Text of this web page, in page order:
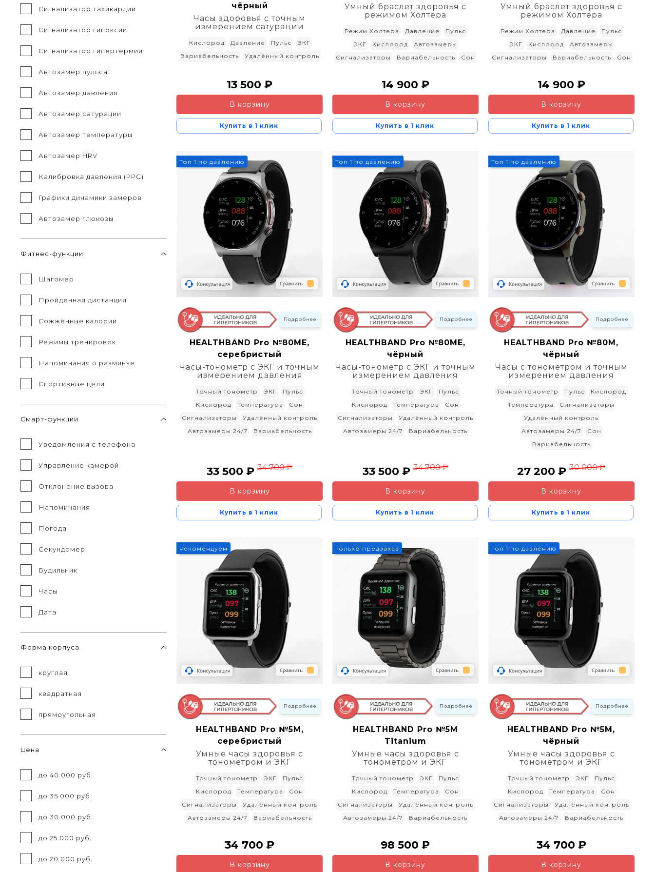
Сигнализатор тахикардии
Сигнализатор гипоксии
Сигнализатор гипертермии
Автозамер пульса
Автозамер давления
Автозамер сатурации
Автозамер температуры
Автозамер HRV
Калибровка давления (PPG)
Графики динамики замеров
Автозамер глюкозы
Фитнес-функции
Шагомер
Пройденная дистанция
Сожжённые калории
Режимы тренировок
Напоминания о разминке
Спортивные цели
Смарт-функции
Уведомления с телефона
Управление камерой
Отклонение вызова
Напоминания
Погода
Секундомер
Будильник
Часы
Дата
Форма корпуса
круглая
квадратная
прямоугольная
Цена
до 40 000 руб.
до 35 000 руб.
до 30 000 руб.
до 25 000 руб.
до 20 000 руб.
чёрный
Часы здоровья с точным
измерением сатурации
Кислород Давление Пульс
ЭКГ
Вариабельность
Удалённый контроль
13 500 ₽
В корзину
Купить в 1 клик
Умный браслет здоровья с
режимом Холтера
Режим Холтера Давление
Пульс
ЭКГ
Кислород
Автозамеры
Сигнализаторы
Вариабельность Сон
14 900 ₽
В корзину
Купить в 1 клик
Умный браслет здоровья с
режимом Холтера
Режим Холтера Давление
Пульс
ЭКГ
Кислород
Автозамеры
Сигнализаторы
Вариабельность Сон
14 900 ₽
В корзину
Купить в 1 клик
3%
Топ 1 по давлению
Подробнее
HEALTHBAND Pro №80ME,
серебристый
Часы-тонометр с ЭКГ и точным
измерением давления
Точный тонометр ЭКГ
Пульс
Кислород
Температура
Сон
Сигнализаторы
Удалённый контроль
Автозамеры 24/7
Вариабельность
33 500 ₽ 34 700 ₽
В корзину
Купить в 1 клик
3%
Топ 1 по давлению
Подробнее
HEALTHBAND Pro №80ME,
чёрный
Часы-тонометр с ЭКГ и точным
измерением давления
Точный тонометр ЭКГ
Пульс
Кислород
Температура
Сон
Сигнализаторы
Удалённый контроль
Автозамеры 24/7
Вариабельность
33 500 ₽ 34 700 ₽
В корзину
Купить в 1 клик
9%
Топ 1 по давлению
Подробнее
HEALTHBAND Pro №80M,
чёрный
Часы с тонометром и точным
измерением давления
Точный тонометр Пульс
Кислород
Температура
Сигнализаторы
Удалённый контроль
Автозамеры 24/7
Сон
Вариабельность
27 200 ₽30 000 ₽
В корзину
Купить в 1 клик
Рекомендуем
Подробнее
HEALTHBAND Pro №5M,
серебристый
Умные часы здоровья с
тонометром и ЭКГ
Точный тонометр ЭКГ
Пульс
Кислород
Температура
Сон
Сигнализаторы
Удалённый контроль
Автозамеры 24/7
Вариабельность
34 700 ₽
В корзину
Только предзаказ
Подробнее
HEALTHBAND Pro №5M
Titanium
Умные часы здоровья с
тонометром и ЭКГ
Точный тонометр ЭКГ
Пульс
Кислород
Температура
Сон
Сигнализаторы
Удалённый контроль
Автозамеры 24/7
Вариабельность
98 500 ₽
В корзину
Топ 1 по давлению
Подробнее
HEALTHBAND Pro №5M,
чёрный
Умные часы здоровья с
тонометром и ЭКГ
Точный тонометр ЭКГ
Пульс
Кислород
Температура
Сон
Сигнализаторы
Удалённый контроль
Автозамеры 24/7
Вариабельность
34 700 ₽
В корзину